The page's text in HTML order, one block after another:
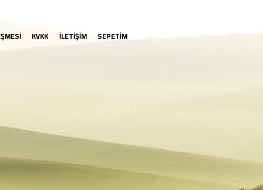
KVKK İLETİŞİM SEPETİM